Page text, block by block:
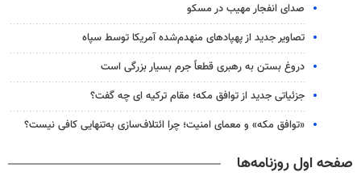
صدای انفجار مهیب در مسکو
تصاویر جدید از پهپادهای منهدم‌شده آمریکا توسط سپاه
دروغ بستن به رهبری قطعاً جرم بسیار بزرگی است
جزئیاتی جدید از توافق مکه؛ مقام ترکیه ای چه گفت؟
«توافق مکه» و معمای امنیت؛ چرا ائتلاف‌سازی به‌تنهایی کافی نیست؟
صفحه اول روزنامه‌ها